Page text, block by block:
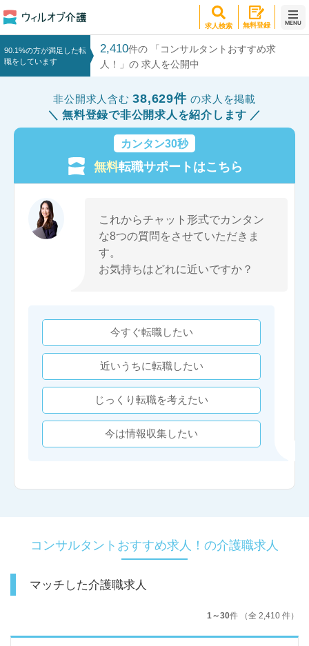
求人検索 無料登録 MENU
90.1%の方が満足した転
職をしています
2,410件の 「コンサルタントおすすめ求
人！」の 求人を公開中
非公開求人含む38,629件の求人を掲載
無料登録で非公開求人を紹介します
カンタン30秒
無料転職サポートはこちら
これからチャット形式でカンタン
な8つの質問をさせていただきま
す。
お気持ちはどれに近いですか？
今すぐ転職したい
近いうちに転職したい
じっくり転職を考えたい
今は情報収集したい
コンサルタントおすすめ求人！の介護職求人
マッチした介護職求人
1～30件 （全 2,410 件）